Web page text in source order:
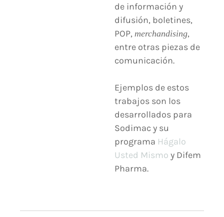
de información y
difusión, boletines,
POP, merchandising,
entre otras piezas de
comunicación.
Ejemplos de estos
trabajos son los
desarrollados para
Sodimac y su
programa Hágalo
Usted Mismo y Difem
Pharma.